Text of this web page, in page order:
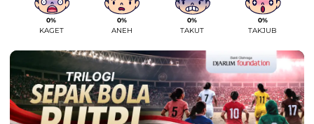
0%
KAGET
0%
ANEH
0%
TAKUT
0%
TAKJUB